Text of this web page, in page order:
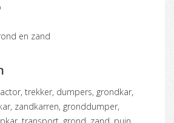
en zand
zandkarren, gronddumper,
transport, grond, zand, puin,